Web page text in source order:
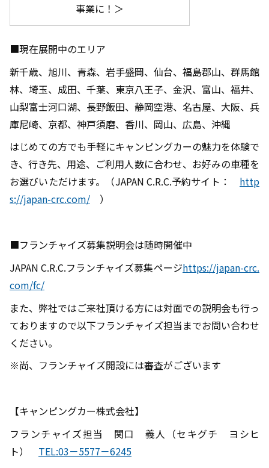
事業に！＞
■現在展開中のエリア
新千歳、旭川、青森、岩手盛岡、仙台、福島郡山、群馬館
林、埼玉、成田、千葉、東京八王子、金沢、富山、福井、
山梨富士河口湖、長野飯田、静岡空港、名古屋、大阪、兵
庫尼崎、京都、神戸須磨、香川、岡山、広島、沖縄
はじめての方でも手軽にキャンピングカーの魅力を体験で
き、行き先、用途、ご利用人数に合わせ、お好みの車種を
お選びいただけます。（JAPAN C.R.C.予約サイト： http
s://japan-crc.com/ ）
■フランチャイズ募集説明会は随時開催中
JAPAN C.R.C.フランチャイズ募集ページhttps://japan-crc.
com/fc/
また、弊社ではご来社頂ける方には対面での説明会も行っ
ておりますので以下フランチャイズ担当までお問い合わせ
ください。
※尚、フランチャイズ開設には審査がございます
【キャンピングカー株式会社】
フランチャイズ担当 関口 義人（セキグチ ヨシヒ
ト） TEL:03－5577－6245